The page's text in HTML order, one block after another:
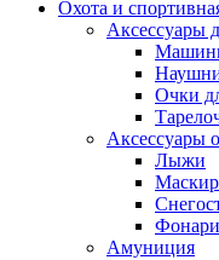
Охота и
Аксессуары
Очки
Аксессуары
Лыжи
Амуниция